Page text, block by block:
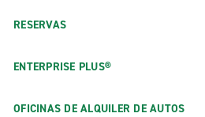
RESERVAS
ENTERPRISE PLUS®
OFICINAS DE ALQUILER DE AUTOS